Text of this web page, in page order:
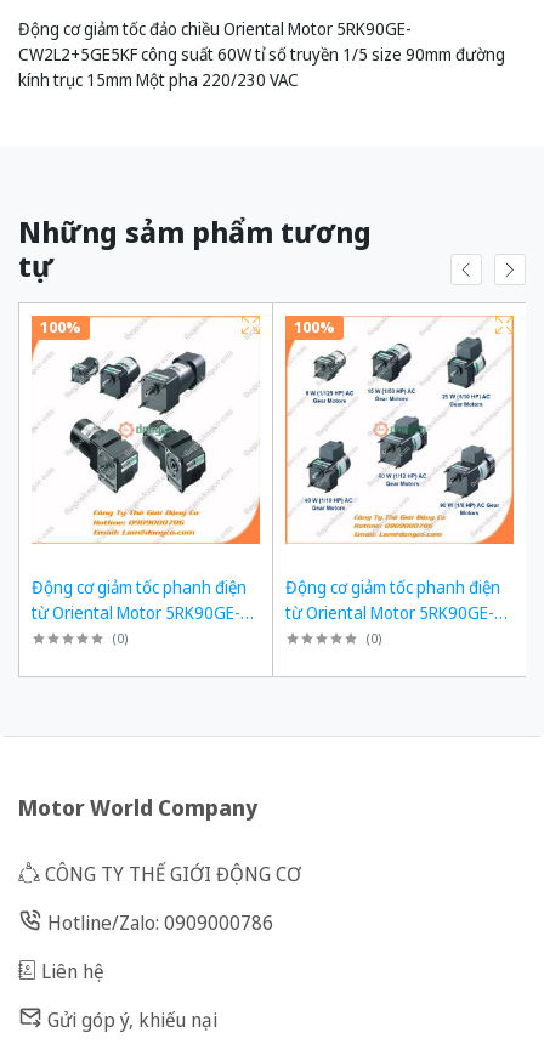
Động cơ giảm tốc đảo chiều Oriental Motor 5RK90GE-
CW2L2+5GE5KF công suất 60W tỉ số truyền 1/5 size 90mm đường
kính trục 15mm Một pha 220/230 VAC
Những sảm phẩm tương
tự
100%
Động cơ giảm tốc phanh điện
từ Oriental Motor 5RK90GE-
SW2ML + 5GE180KF công suất
(0)
100%
Động cơ giảm tốc phanh điện
từ Oriental Motor 5RK90GE-
SW2ML + 5GE150KF công suất
(0)
Motor World Company
CÔNG TY THẾ GIỚI ĐỘNG CƠ
Hotline/Zalo: 0909000786
Liên hệ
Gửi góp ý, khiếu nại